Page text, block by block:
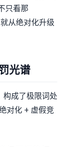
只看那
从绝对化升级
光谱
构成了极限词处
对化 + 虚假竞